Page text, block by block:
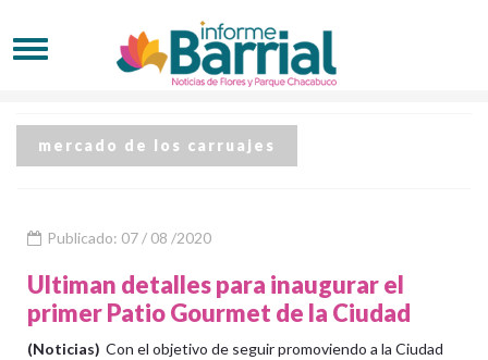
mercado de los carruajes
Publicado: 07 / 08 /2020
Ultiman detalles para inaugurar el
primer Patio Gourmet de la Ciudad
(Noticias) Con el objetivo de seguir promoviendo a la Ciudad